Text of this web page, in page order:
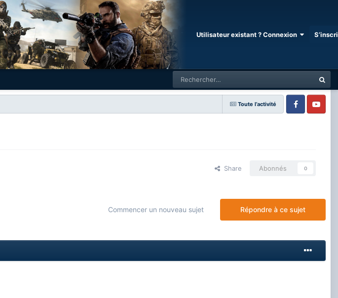
Utilisateur existant ? Connexion
Toute l’activité
FacebookYoutube
Share Abonnés 0
Répondre à ce sujet
Commencer un nouveau sujet